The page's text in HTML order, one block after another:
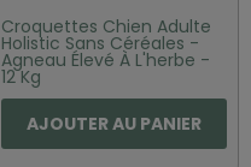
Croquettes Chien Adulte
Holistic Sans Céréales -
Agneau Élevé À L'herbe -
12 Kg
AJOUTER AU PANIER